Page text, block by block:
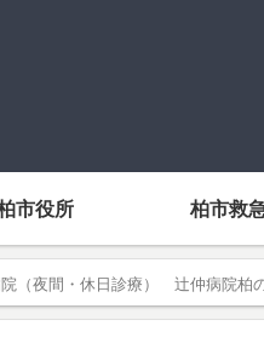
市役所 柏市救
（夜間・休日診療） 辻仲病院柏